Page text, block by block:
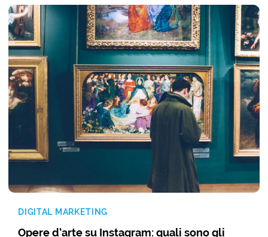
DIGITAL MARKETING
Opere d’arte su Instagram: quali sono gli